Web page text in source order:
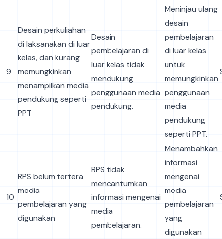
9
Desain perkuliahan
di laksanakan di luar
kelas, dan kurang
memungkinkan
menampilkan media
pendukung seperti
PPT
Desain
pembelajaran di
luar kelas tidak
mendukung
penggunaan media
pendukung.
Meninjau ulang
desain
pembelajaran
di luar kelas
untuk
memungkinkan
penggunaan
media
pendukung
seperti PPT.
10
RPS belum tertera
media
pembelajaran yang
digunakan
RPS tidak
mencantumkan
informasi mengenai
media
pembelajaran.
Menambahkan
informasi
mengenai
media
pembelajaran
yang
digunakan